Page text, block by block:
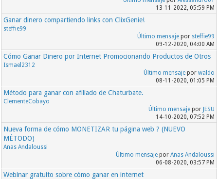
13-11-2022, 05:59 PM
Ganar dinero compartiendo links con ClixGenie!
steffie99
Último mensajepor steffie99
09-12-2020, 04:00 AM
Cómo Ganar Dinero por Internet Promocionando Productos de Otros
Ismael2312
Último mensajepor waldo
08-11-2020, 01:05 PM
Método para ganar con afiliado de Chaturbate.
ClementeCobayo
Último mensajepor JESU
14-10-2020, 07:52 PM
Nueva forma de cómo MONETIZAR tu página web ? (NUEVO
MÉTODO)
Anas Andaloussi
Último mensajepor Anas Andaloussi
06-08-2020, 03:57 PM
Webinar gratuito sobre cómo ganar en internet